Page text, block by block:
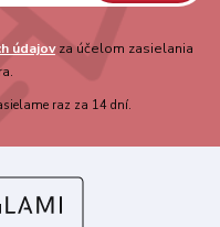
údajovza účelom zasielania
raz za 14 dní.